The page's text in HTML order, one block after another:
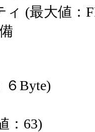
ィ (最大値：
６Byte)
：63)